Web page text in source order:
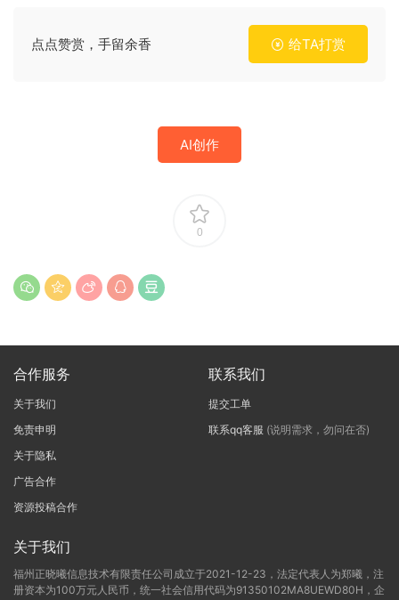
点点赞赏，手留余香 给TA打赏
AI创作
0
合作服务
关于我们
免责申明
关于隐私
广告合作
资源投稿合作
联系我们
提交工单
联系qq客服 (说明需求，勿问在否)
关于我们
福州正晓曦信息技术有限责任公司成立于2021-12-23，法定代表人为郑曦，注
册资本为100万元人民币，统一社会信用代码为91350102MA8UEWD80H，企